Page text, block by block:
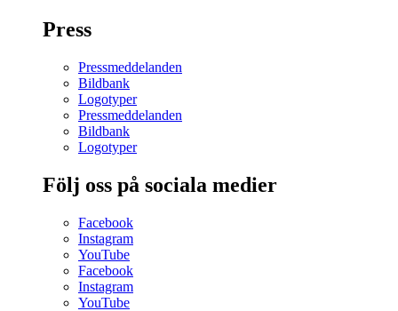
Press
Pressmeddelanden
Bildbank
Logotyper
Pressmeddelanden
Bildbank
Logotyper
Följ oss på sociala medier
Facebook
Instagram
YouTube
Facebook
Instagram
YouTube